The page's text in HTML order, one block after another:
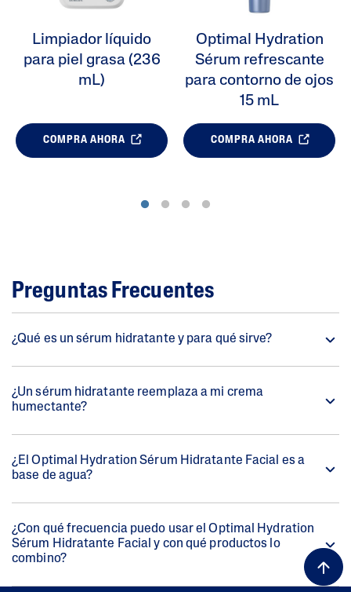
Limpiador líquido
para piel grasa (236
mL)
COMPRA AHORA
Optimal Hydration
Sérum refrescante
para contorno de ojos
15 mL
COMPRA AHORA
Preguntas Frecuentes
¿Qué es un sérum hidratante y para qué sirve?
¿Un sérum hidratante reemplaza a mi crema
humectante?
¿El Optimal Hydration Sérum Hidratante Facial es a
base de agua?
¿Con qué frecuencia puedo usar el Optimal Hydration
Sérum Hidratante Facial y con qué productos lo
combino?